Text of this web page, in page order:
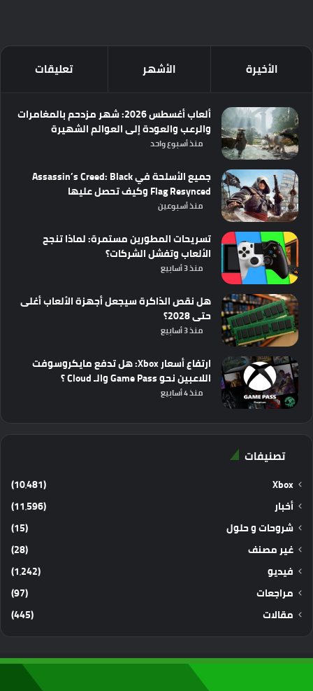
الأخيرة الأشهر تعليقات
ألعاب أغسطس 2026: شهر مزدحم بالمغامرات
والرعب والعودة إلى العوالم الشهيرة
منذ أسبوع واحد
جميع الأسلحة في Assassin’s Creed: Black
Flag Resynced وكيف تحصل عليها
منذ أسبوعين
تسريحات المطورين مستمرة: لماذا تنجح
الألعاب وتفشل الشركات؟
منذ 3 أسابيع
هل نقص الذاكرة سيجعل أجهزة الألعاب أغلى
حتى 2028؟
منذ 3 أسابيع
ارتفاع أسعار Xbox: هل تدفع مايكروسوفت
اللاعبين نحو Game Pass والـ Cloud ؟
منذ 4 أسابيع
تصنيفات
Xbox
(10٬481)
أخبار
(11٬596)
شروحات و حلول
(15)
غير مصنف
(28)
فيديو
(1٬242)
مراجعات
(97)
مقالات
(445)